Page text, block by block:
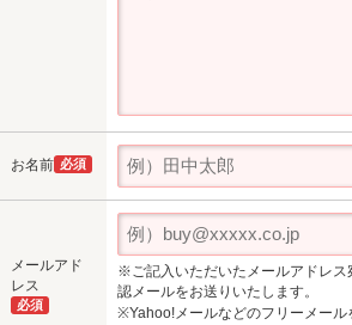
お名前 必須
メールアド
レス
必須
※ご記入いただいたメールアドレス
認メールをお送りいたします。
※Yahoo!メールなどのフリーメール